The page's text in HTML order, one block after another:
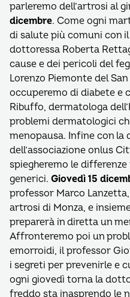
parleremo dell’artrosi al
dicembre. Come ogni
di salute più comuni con
dottoressa Roberta
cause e dei pericoli del
Lorenzo Piemonte del
occuperemo di diabete e
Ribuffo, dermatologa
problemi dermatologici
menopausa. Infine con la
dell’associazione onlus
spiegheremo le
generici. Giovedì 15
professor Marco
artrosi di Monza, e
preparerà in diretta un
Affronteremo poi un
emorroidi, il professor
i segreti per prevenirle e
ogni giovedì torna la
freddo sta inasprendo le